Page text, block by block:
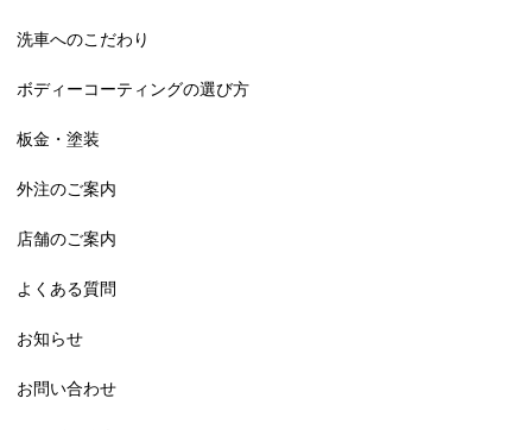
洗車へのこだわり
ボディーコーティングの選び方
板金・塗装
外注のご案内
店舗のご案内
よくある質問
お知らせ
お問い合わせ